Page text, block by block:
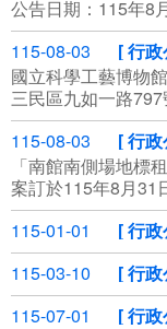
115-08-03
行
國立科學工藝博物館南館
115-08-03
行
「南館南側場地標
案訂於115年8⽉31
115-01-01
行
115-03-10
行
115-07-01
行